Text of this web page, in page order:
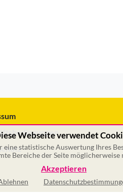
Webseite verwendet
statistische Auswertung Ihres
Bereiche der Seite
Akzeptieren